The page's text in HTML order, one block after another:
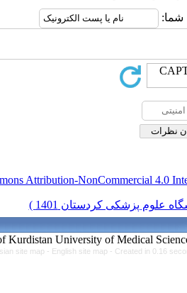
Creative Commonsقابل
Persian site map -